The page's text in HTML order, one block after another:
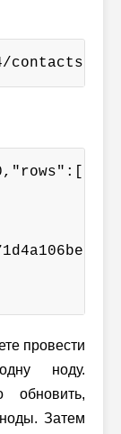
провести
ноду.
обновить,
Затем